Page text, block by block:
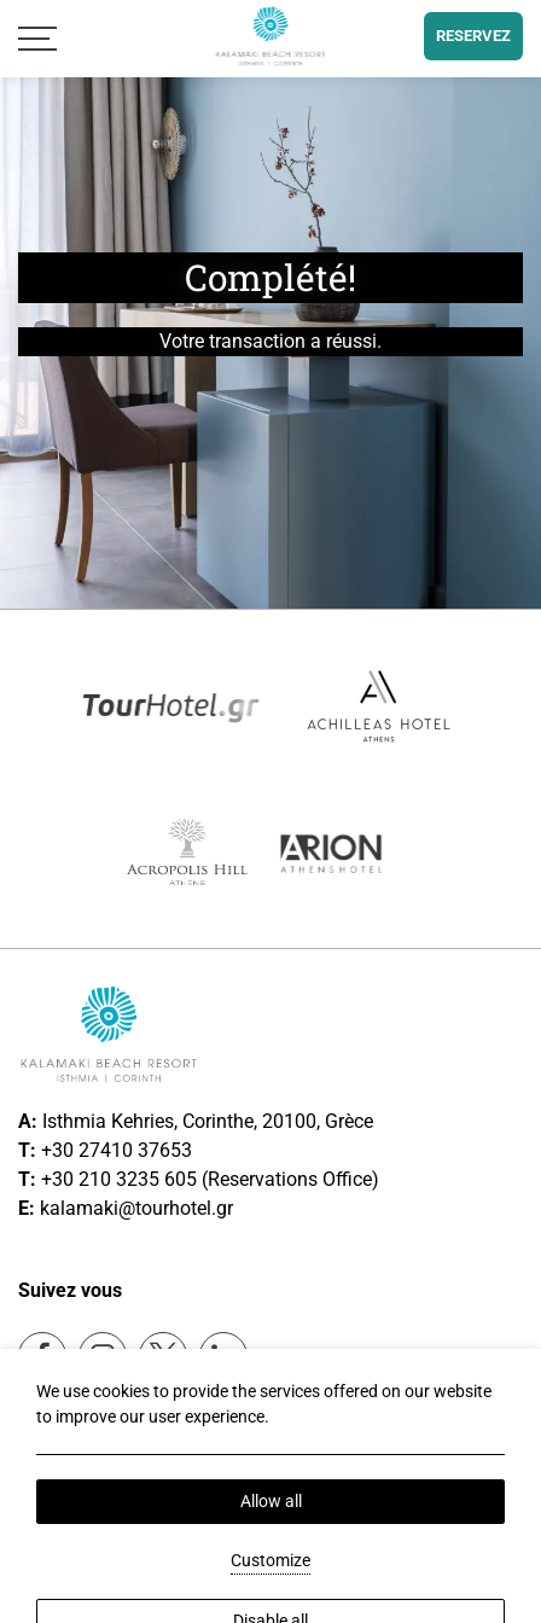
RESERVEZ
Complété!
Votre transaction a réussi.
A: Isthmia Kehries, Corinthe, 20100, Grèce
T: +30 27410 37653
T: +30 210 3235 605 (Reservations Office)
E: kalamaki@tourhotel.gr
Suivez vous
FacebookInstagramTwitter LinkedIn
Send Money Online
BRN : 122098501000.
We use cookies to provide the services offered on our website
to improve our user experience.
Allow all
Customize